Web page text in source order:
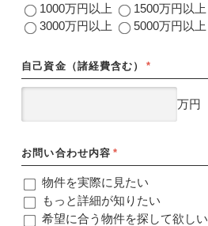
1000万円以上
1500万円以上
3000万円以上
5000万円以上
自己資金（諸経費含む） *
万円
お問い合わせ内容 *
物件を実際に見たい
もっと詳細が知りたい
希望に合う物件を探して欲しい